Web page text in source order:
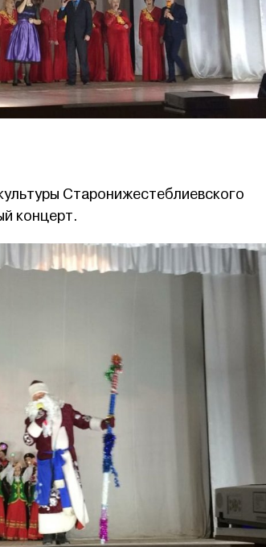
Старонижестеблиевского
концерт.